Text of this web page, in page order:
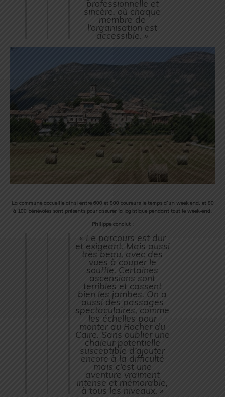
professionnelle et
sincère, où chaque
membre de
l’organisation est
accessible. »
La commune accueille ainsi entre 600 et 800 coureurs le temps d’un week end, et 80
à 100 bénévoles sont présents pour assurer la logistique pendant tout le week-end.
Philippe conclut :
« Le parcours est dur
et exigeant. Mais aussi
très beau, avec des
vues à couper le
souffle. Certaines
ascensions sont
terribles et cassent
bien les jambes. On a
aussi des passages
spectaculaires, comme
les échelles pour
monter au Rocher du
Caire. Sans oublier une
chaleur potentielle
susceptible d’ajouter
encore à la difficulté
mais c’est une
aventure vraiment
intense et mémorable,
à tous les niveaux. »